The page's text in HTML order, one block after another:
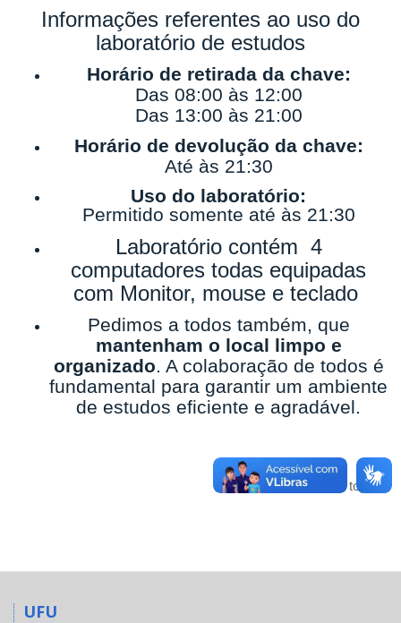
Informações referentes ao uso do
laboratório de estudos
Horário de retirada da chave:
Das 08:00 às 12:00
Das 13:00 às 21:00
Horário de devolução da chave:
Até às 21:30
Uso do laboratório:
Permitido somente até às 21:30
Laboratório contém 4
computadores todas equipadas
com Monitor, mouse e teclado
Pedimos a todos também, que
mantenham o local limpo e
organizado. A colaboração de todos é
fundamental para garantir um ambiente
de estudos eficiente e agradável.
Voltar para o topo
UFU